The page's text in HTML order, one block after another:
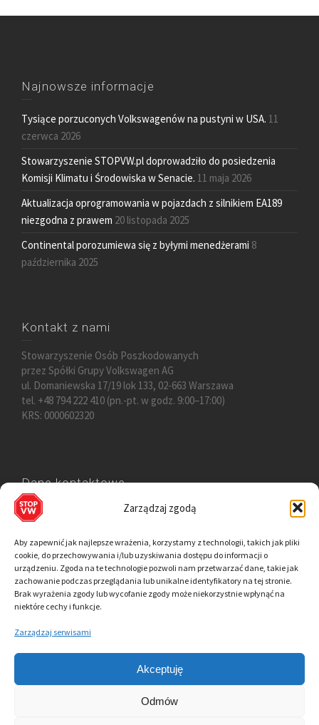
Zarządzaj zgodą
Aby zapewnić jak najlepsze wrażenia, korzystamy z technologii, takich jak pliki
cookie, do przechowywania i/lub uzyskiwania dostępu do informacji o
urządzeniu. Zgoda na te technologie pozwoli nam przetwarzać dane, takie jak
zachowanie podczas przeglądania lub unikalne identyfikatory na tej stronie.
Brak wyrażenia zgody lub wycofanie zgody może niekorzystnie wpłynąć na
niektóre cechy i funkcje.
Zarządzaj serwisami
Akceptuję
Odmów
Najnowsze informacje
Tysiące porzuconych Volkswagenów na pustyni w USA. 11
czerwca 2026
Stowarzyszenie STOPVW.pl doprowadziło do posiedzenia
Komisji Klimatu i Środowiska w Senacie. 11 maja 2026
Aktualizacja oprogramowania w pojazdach z silnikiem EA189
niezgodna z prawem 20 listopada 2025
Continental porozumiewa się z byłymi menedżerami 8
października 2025
Kontakt z nami
Stowarzyszenie Osób Poszkodowanych
przez Spółki Grupy Volkswagen AG
ul. Domaniewska 17/19 lok 133, 02-663 Warszawa
tel. +48 794 222 410 (pn.-pt. w godz. 9:00–17:00)
KRS: 0000602320
Dane kontaktowe
dla poszkodowanych:poszkodowani@stopvw.pl
dla mediów:biuroprasowe@stopvw.pl